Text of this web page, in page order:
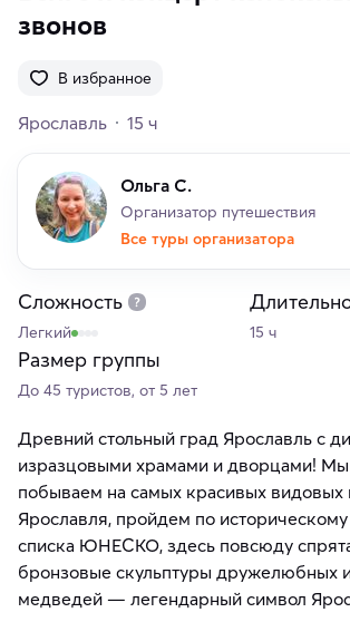
звонов
В избранное
Ярославль 15 ч
Ольга С.
Организатор путешествия
Все туры организатора
Сложность
Легкий 15 ч
Размер группы
До 45 туристов, от 5 лет
Древний стольный град Ярославль с
изразцовыми храмами и дворцами!
побываем на самых красивых
Ярославля, пройдем по
списка ЮНЕСКО, здесь повсюду
бронзовые скульптуры дружелюбных
медведей — легендарный символ